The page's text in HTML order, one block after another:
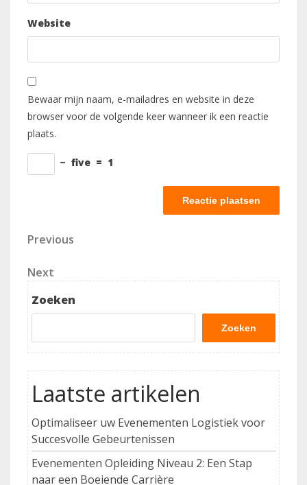
Website
Bewaar mijn naam, e-mailadres en website in deze
browser voor de volgende keer wanneer ik een reactie
plaats.
− five = 1
Berichtnavigatie
Previous
Previous
Next
Post
Next
Zoeken
Zoeken
Laatste artikelen
Optimaliseer uw Evenementen Logistiek voor
Succesvolle Gebeurtenissen
Evenementen Opleiding Niveau 2: Een Stap
naar een Boeiende Carrière